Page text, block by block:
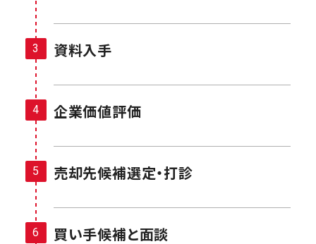
資料入手
企業価値評価
売却先候補選定・打診
買い手候補と面談